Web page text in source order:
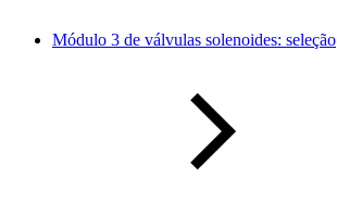
Módulo 3 de válvulas solenoides: seleção